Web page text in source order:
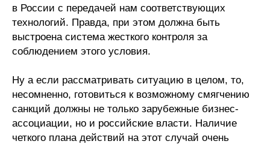
в России с передачей нам соответствующих
технологий. Правда, при этом должна быть
выстроена система жесткого контроля за
соблюдением этого условия.
Ну а если рассматривать ситуацию в целом, то,
несомненно, готовиться к возможному смягчению
санкций должны не только зарубежные бизнес-
ассоциации, но и российские власти. Наличие
четкого плана действий на этот случай очень